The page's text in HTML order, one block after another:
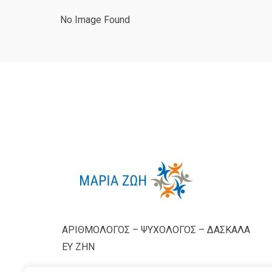
No Image Found
ΑΡΙΘΜΟΛΟΓΟΣ – ΨΥΧΟΛΟΓΟΣ – ΔΑΣΚΑΛΑ
ΕΥ ΖΗΝ